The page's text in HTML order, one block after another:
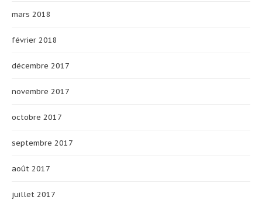
mars 2018
février 2018
décembre 2017
novembre 2017
octobre 2017
septembre 2017
août 2017
juillet 2017